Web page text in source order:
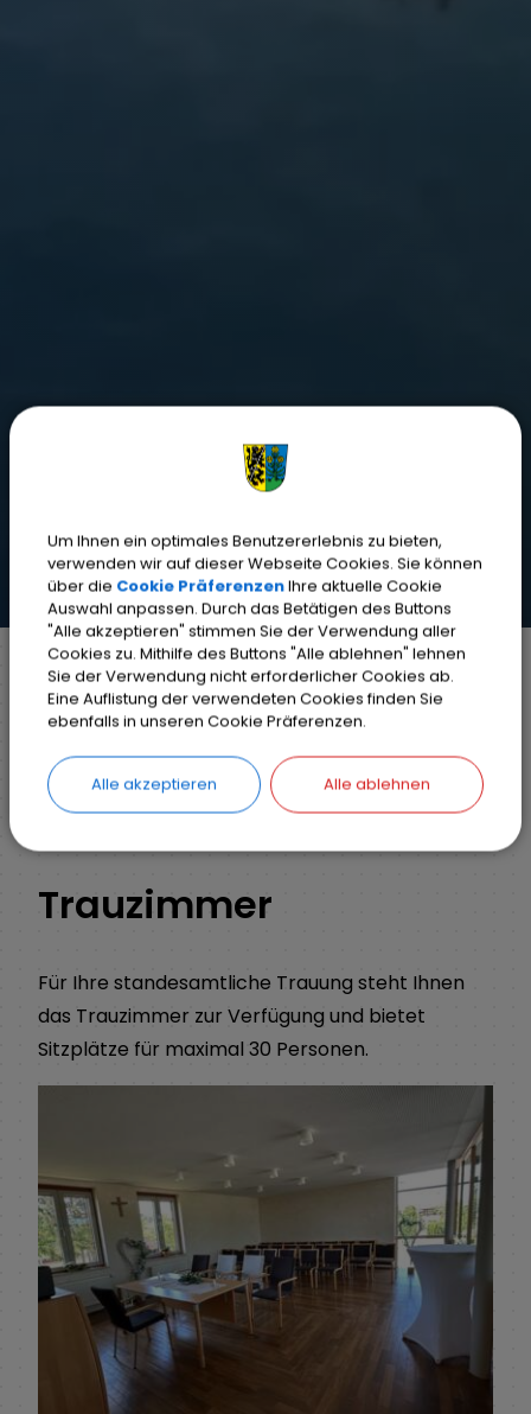
Markt Weisendorf
Bürgerinfo
Standesamt
Trauzimmer
Trauzimmer
Für Ihre standesamtliche Trauung steht Ihnen
das Trauzimmer zur Verfügung und bietet
Sitzplätze für maximal 30 Personen.
Um Ihnen ein optimales Benutzererlebnis zu bieten,
verwenden wir auf dieser Webseite Cookies. Sie können
über die Cookie PräferenzenIhre aktuelle Cookie
Auswahl anpassen. Durch das Betätigen des Buttons
"Alle akzeptieren" stimmen Sie der Verwendung aller
Cookies zu. Mithilfe des Buttons "Alle ablehnen" lehnen
Sie der Verwendung nicht erforderlicher Cookies ab.
Eine Auflistung der verwendeten Cookies finden Sie
ebenfalls in unseren Cookie Präferenzen.
Alle akzeptieren Alle ablehnen